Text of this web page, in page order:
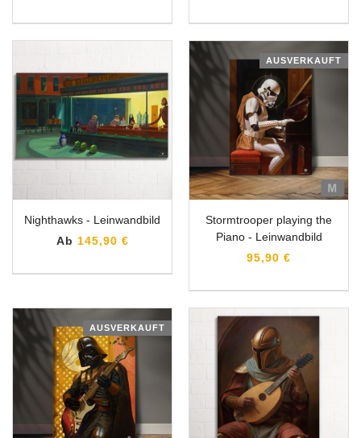
Nighthawks - Leinwandbild
Ab 145,90 €
AUSVERKAUFT
Stormtrooper playing the
Piano - Leinwandbild
95,90 €
AUSVERKAUFT